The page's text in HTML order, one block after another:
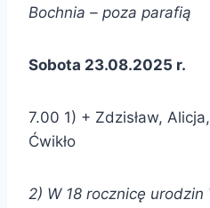
Bochnia – poza parafią
Sobota 23.08.2025 r.
7.00 1) + Zdzisław,
Ćwikło
2) W 18 rocznicę urodzin